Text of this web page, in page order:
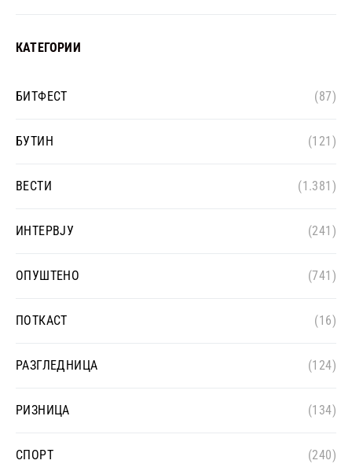
КАТЕГОРИИ
БИТФЕСТ (87)
БУТИН (121)
ВЕСТИ (1.381)
ИНТЕРВЈУ (241)
ОПУШТЕНО (741)
ПОТКАСТ (16)
РАЗГЛЕДНИЦА (124)
РИЗНИЦА (134)
СПОРТ (240)